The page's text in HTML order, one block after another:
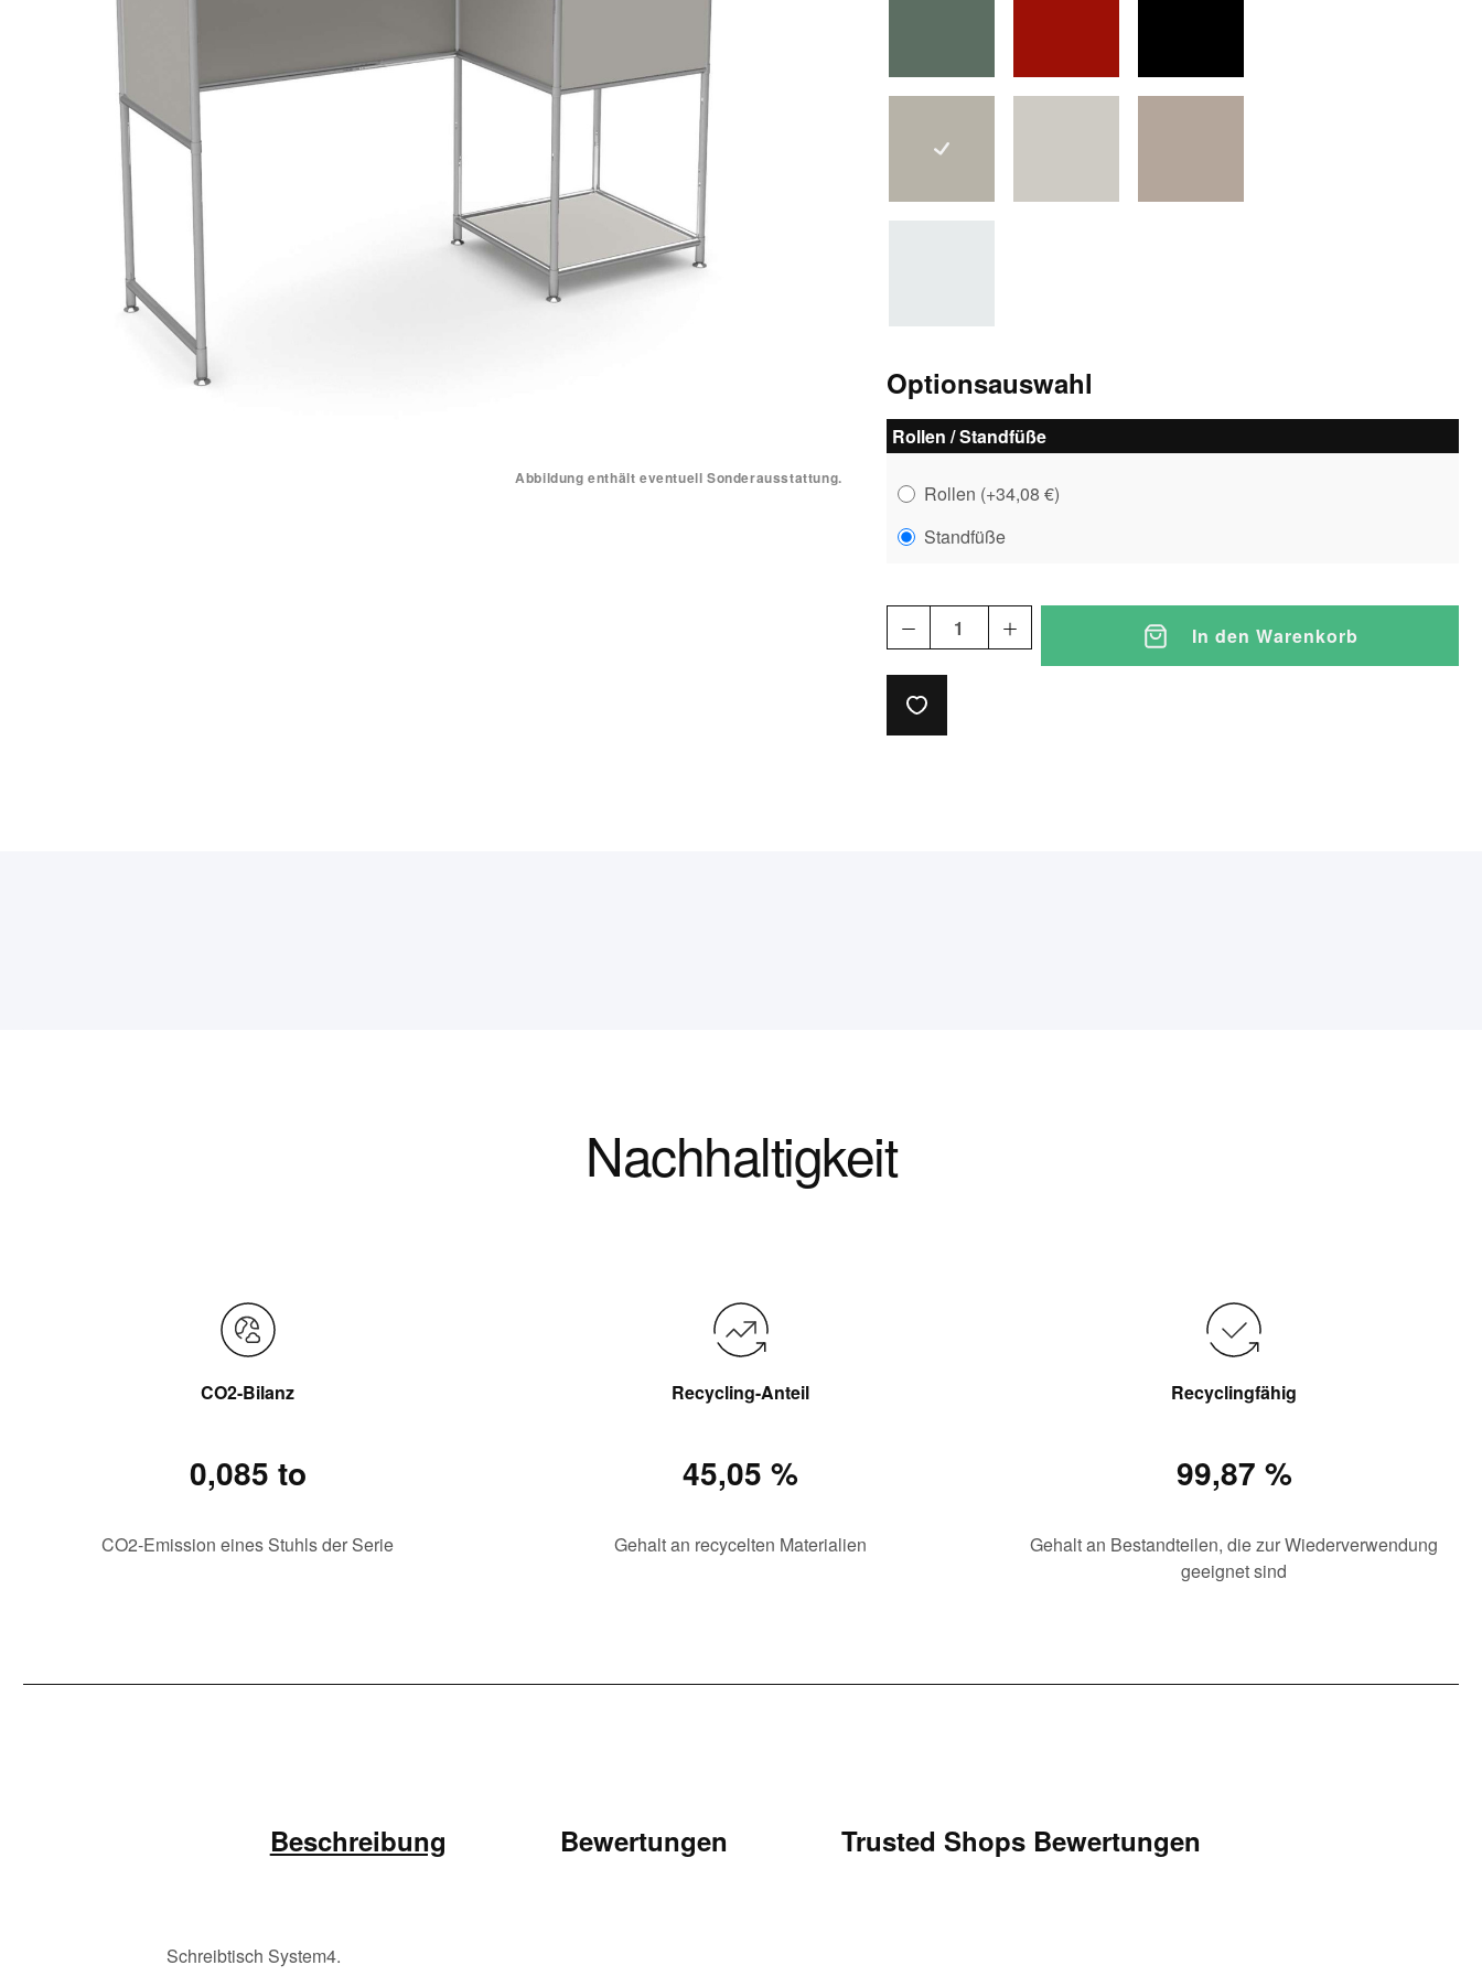
Abbildung enthält eventuell Sonderausstattung.
seidengrau
Optionsauswahl
Rollen / Standfüße
Rollen (+34,08 €)
Standfüße
In den Warenkorb
Nachhaltigkeit
CO2-Bilanz
0,085 to
CO2-Emission eines Stuhls der Serie
Recycling-Anteil
45,05 %
Gehalt an recycelten Materialien
Recyclingfähig
99,87 %
Gehalt an Bestandteilen, die zur Wiederverwendung
geeignet sind
Beschreibung Bewertungen Trusted Shops Bewertungen
Schreibtisch System4.